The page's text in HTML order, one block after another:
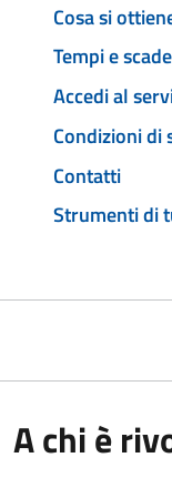
Cosa si
Tempi e
Accedi al
Condizioni di
Contatti
Strumenti di
A chi è